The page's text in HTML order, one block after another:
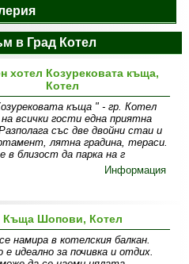
в Град Котел
хотел Козурековата къща,
Котел
къща " - гр. Котел
на всички гости една приятна
със две двойни стаи и
лятна градина, тераси.
в близост да парка на г
Информация
Къща Шопови, Котел
намира в котелския балкан.
идеално за почивка и отдих.